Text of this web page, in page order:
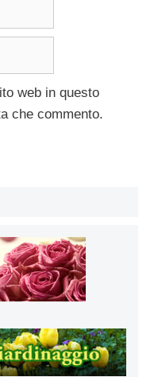
web in questo
che commento.